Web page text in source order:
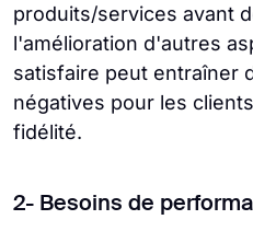
produits/services avant
l'amélioration d'autres
satisfaire peut entraîner
négatives pour les
fidélité.
2- Besoins de